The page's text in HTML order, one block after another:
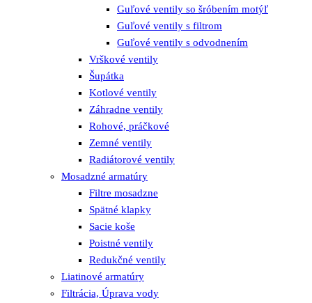
Guľové ventily so šróbením motýľ
Guľové ventily s filtrom
Guľové ventily s odvodnením
Vrškové ventily
Šupátka
Kotlové ventily
Záhradne ventily
Rohové, práčkové
Zemné ventily
Radiátorové ventily
Mosadzné armatúry
Filtre mosadzne
Spätné klapky
Sacie koše
Poistné ventily
Redukčné ventily
Liatinové armatúry
Filtrácia, Úprava vody